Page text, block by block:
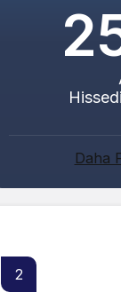
Daha
Abacı ve Abul
2